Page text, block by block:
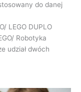
do danej
LEGO DUPLO
Robotyka
udział dwóch